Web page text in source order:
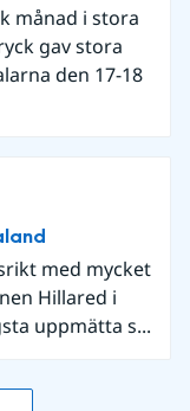
månad i stora
gav stora
den 17-18
med mycket
Hillared i
uppmätta s...